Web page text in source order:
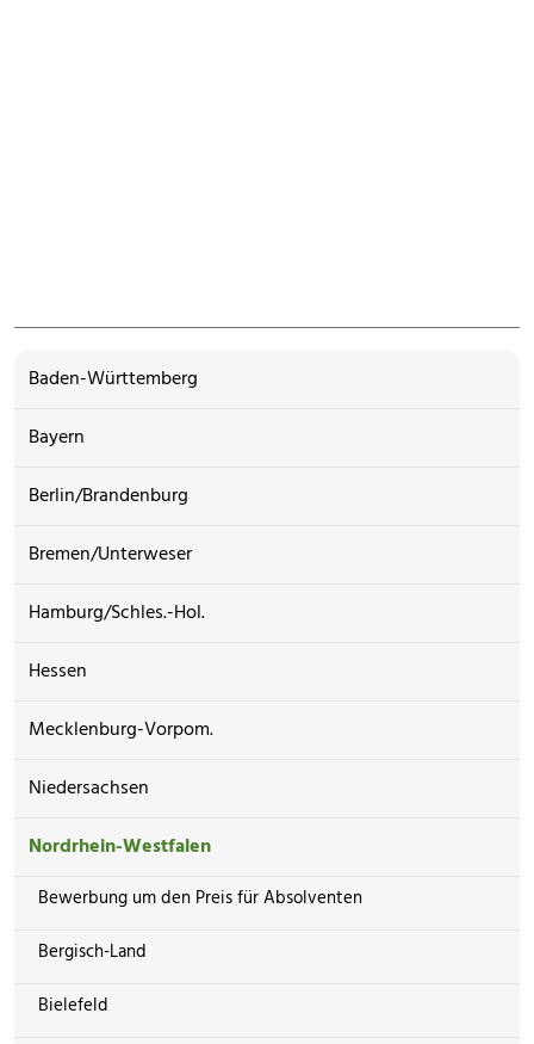
Baden-Württemberg
Bayern
Berlin/Brandenburg
Bremen/Unterweser
Hamburg/Schles.-Hol.
Hessen
Mecklenburg-Vorpom.
Niedersachsen
Nordrhein-Westfalen
Bewerbung um den Preis für Absolventen
Bergisch-Land
Bielefeld